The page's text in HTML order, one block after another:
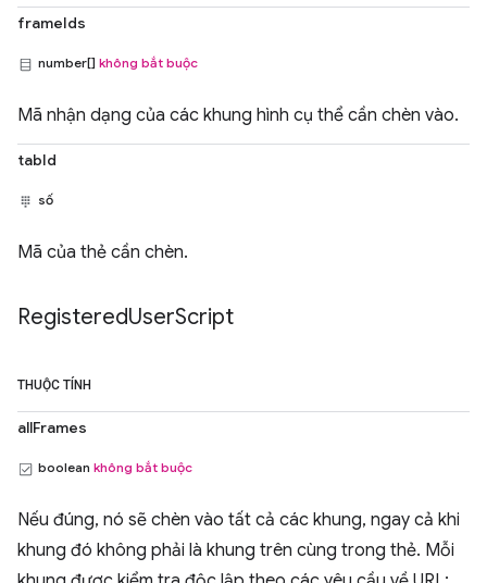
frameIds
number[] không bắt buộc
Mã nhận dạng của các khung hình cụ thể cần chèn vào.
tabId
số
Mã của thẻ cần chèn.
RegisteredUserScript
THUỘC TÍNH
allFrames
boolean không bắt buộc
Nếu đúng, nó sẽ chèn vào tất cả các khung, ngay cả khi
khung đó không phải là khung trên cùng trong thẻ. Mỗi